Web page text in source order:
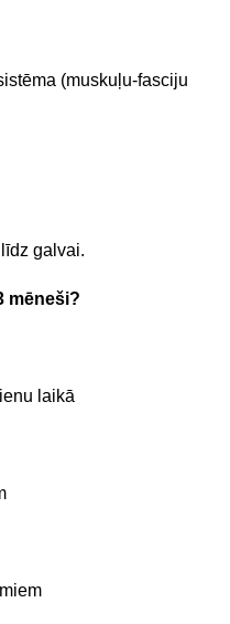
(muskuļu-fasciju
galvai.
mēneši?
laikā